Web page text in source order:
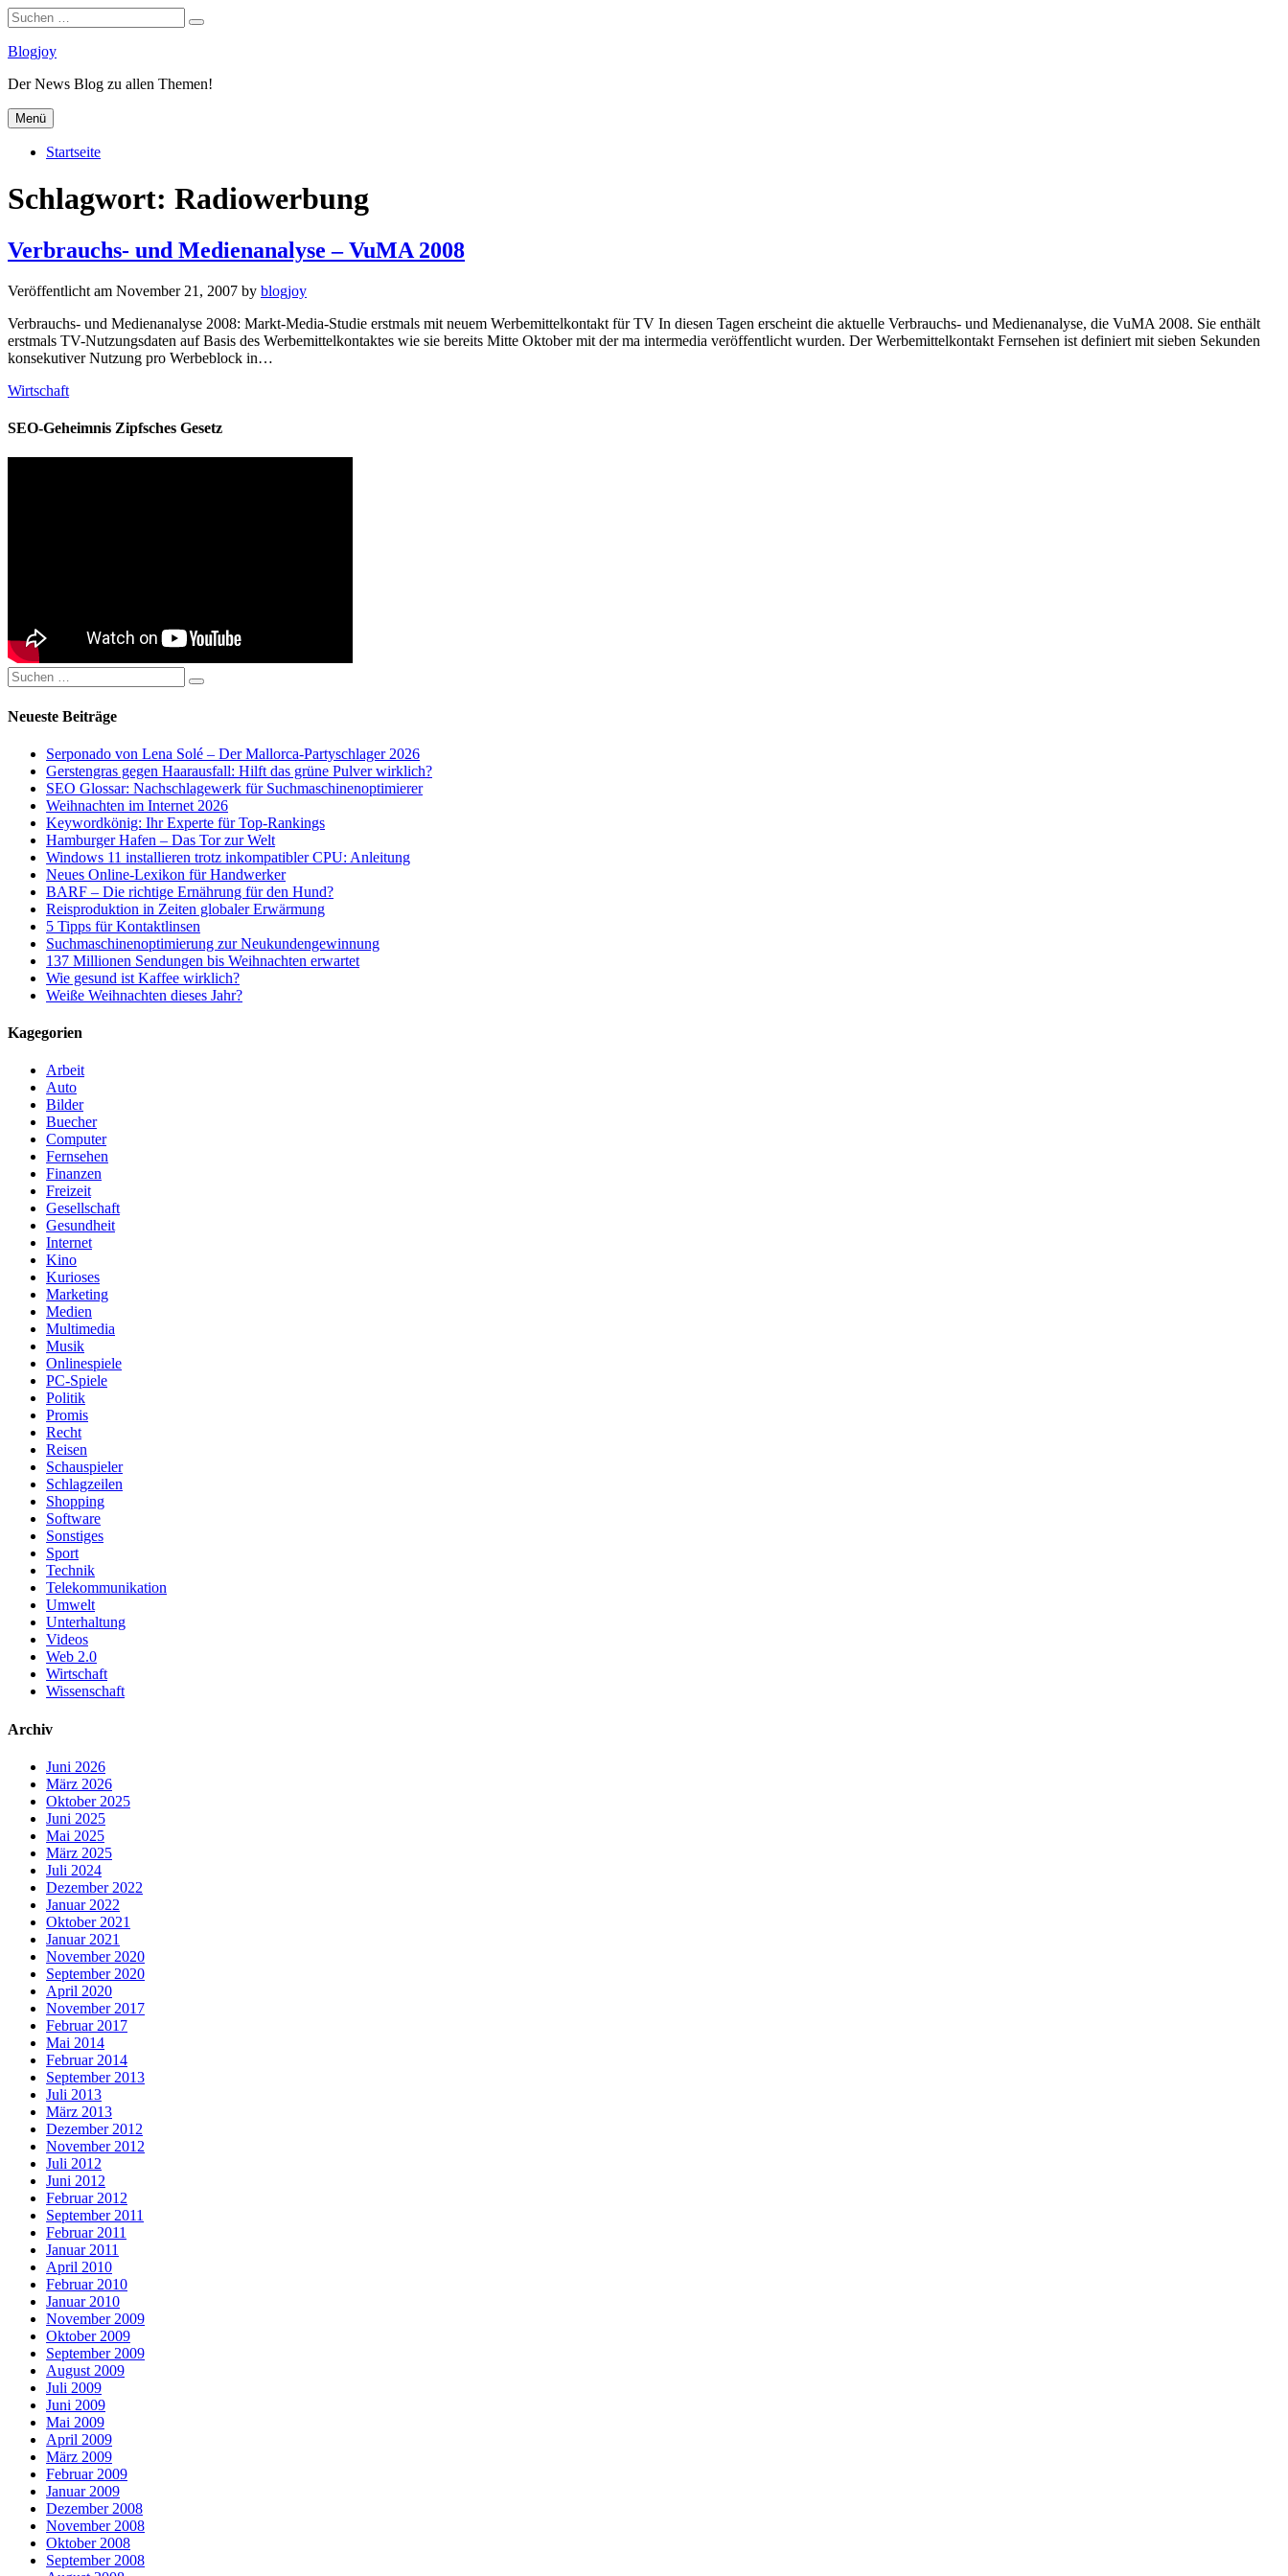
Suchen
nach:
Suchen
Zum
springen
Blogjoy
Der News Blog zu allen Themen!
Menü
Startseite
Schlagwort: Radiowerbung
Verbrauchs- und Medienanalyse – VuMA 2008
Veröffentlicht am November 21, 2007 by blogjoy
Verbrauchs- und Medienanalyse 2008: Markt-Media-Studie erstmals mit neuem Werbemittelkontakt für TV In diesen Tagen erscheint die aktuelle Verbrauchs- und Medienanalyse, die VuMA 2008. Sie enthält
erstmals TV-Nutzungsdaten auf Basis des Werbemittelkontaktes wie sie bereits Mitte Oktober mit der ma intermedia veröffentlicht wurden. Der Werbemittelkontakt Fernsehen ist definiert mit sieben Sekunden
konsekutiver Nutzung pro Werbeblock in…
Kategorien
Wirtschaft
SEO-Geheimnis Zipfsches Gesetz
Suchen
nach:
Suchen
Neueste Beiträge
Serponado von Lena Solé – Der Mallorca-Partyschlager 2026
Gerstengras gegen Haarausfall: Hilft das grüne Pulver wirklich?
SEO Glossar: Nachschlagewerk für Suchmaschinenoptimierer
Weihnachten im Internet 2026
Keywordkönig: Ihr Experte für Top-Rankings
Hamburger Hafen – Das Tor zur Welt
Windows 11 installieren trotz inkompatibler CPU: Anleitung
Neues Online-Lexikon für Handwerker
BARF – Die richtige Ernährung für den Hund?
Reisproduktion in Zeiten globaler Erwärmung
5 Tipps für Kontaktlinsen
Suchmaschinenoptimierung zur Neukundengewinnung
137 Millionen Sendungen bis Weihnachten erwartet
Wie gesund ist Kaffee wirklich?
Weiße Weihnachten dieses Jahr?
Kagegorien
Arbeit
Auto
Bilder
Buecher
Computer
Fernsehen
Finanzen
Freizeit
Gesellschaft
Gesundheit
Internet
Kino
Kurioses
Marketing
Medien
Multimedia
Musik
Onlinespiele
PC-Spiele
Politik
Promis
Recht
Reisen
Schauspieler
Schlagzeilen
Shopping
Software
Sonstiges
Sport
Technik
Telekommunikation
Umwelt
Unterhaltung
Videos
Web 2.0
Wirtschaft
Wissenschaft
Archiv
Juni 2026
März 2026
Oktober 2025
Juni 2025
Mai 2025
März 2025
Juli 2024
Dezember 2022
Januar 2022
Oktober 2021
Januar 2021
November 2020
September 2020
April 2020
November 2017
Februar 2017
Mai 2014
Februar 2014
September 2013
Juli 2013
März 2013
Dezember 2012
November 2012
Juli 2012
Juni 2012
Februar 2012
September 2011
Februar 2011
Januar 2011
April 2010
Februar 2010
Januar 2010
November 2009
Oktober 2009
September 2009
August 2009
Juli 2009
Juni 2009
Mai 2009
April 2009
März 2009
Februar 2009
Januar 2009
Dezember 2008
November 2008
Oktober 2008
September 2008